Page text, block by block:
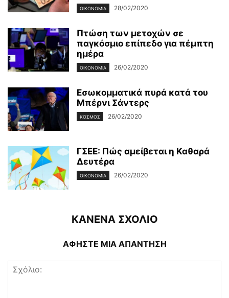
ΟΙΚΟΝΟΜΊΑ 28/02/2020
Πτώση των μετοχών σε
παγκόσμιο επίπεδο για πέμπτη
ημέρα
ΟΙΚΟΝΟΜΊΑ 26/02/2020
Εσωκομματικά πυρά κατά του
Μπέρνι Σάντερς
ΚΌΣΜΟΣ 26/02/2020
ΓΣΕΕ: Πώς αμείβεται η Καθαρά
Δευτέρα
ΟΙΚΟΝΟΜΊΑ 26/02/2020
ΚΑΝΕΝΑ ΣΧΟΛΙΟ
ΑΦΗΣΤΕ ΜΙΑ ΑΠΑΝΤΗΣΗ